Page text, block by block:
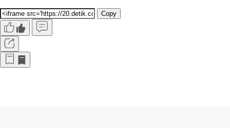
Copy